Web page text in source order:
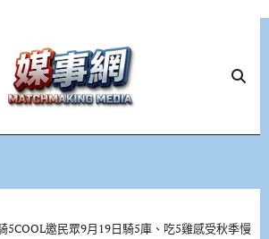
5COOL邀民眾9月19日騎5庫、吃5雞感受秋季慢